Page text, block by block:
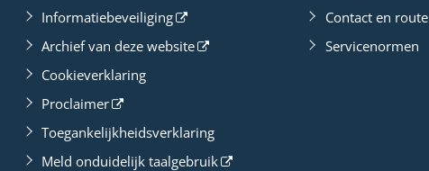
Informatiebeveiliging
Archief van deze website
Cookieverklaring
Proclaimer
Toegankelijkheidsverklaring
Meld onduidelijk taalgebruik
Contact en route
Servicenormen